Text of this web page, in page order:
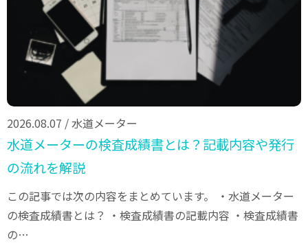
2026.08.07 /水道メーター
水道メーターの検査成績書とは？記載内容や発行
の流れを解説
この記事では次の内容をまとめています。 ・水道メーター
の検査成績書とは？ ・検査成績書の記載内容 ・検査成績書
の…